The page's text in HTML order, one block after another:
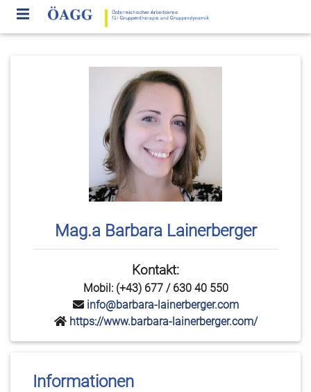
Mag.a Barbara Lainerberger
Kontakt:
Mobil: (+43) 677 / 630 40 550
info@barbara-lainerberger.com
https://www.barbara-lainerberger.com/
Informationen